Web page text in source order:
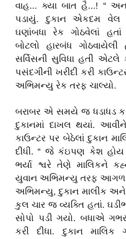
વાહ... ક્યા બાત હૈ...! “
પડાયું. દુકાન એકદમ વેલ
ઘણાંબધા રેક ગોઠવેલાં હતાં
બોટલો હારબંધ
સર્વિસની સુવિધા હતી એટલે
પસંદગીની ખરીદી કરી
અભિમન્યુ રેક તરફ ચાલ્યો.
બરાબર એ સમયે જ ધડાધડ
દુકાનમાં દાખલ થયાં.
કાઉન્ટર પર બેઠેલાં દુકાન
દીધી. “ જે કંઇપણ કેશ
ભર્યા શ્વરે તેણે માલિકને
યુવાન અભિમન્યુ તરફ આગળ
અભિમન્યુ, દુકાન માલીક
કુલ ચાર જ વ્યક્તિ હતાં.
સોપો પડી ગયો. બધાએ
કરી દીધા. દુકાન માલિક